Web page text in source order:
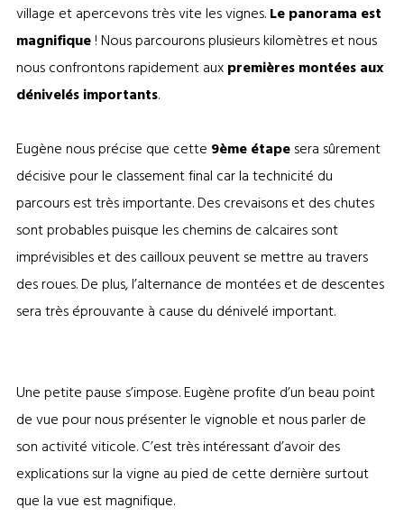
village et apercevons très vite les vignes.Le panorama est
magnifique! Nous parcourons plusieurs kilomètres et nous
nous confrontons rapidement auxpremières montées aux
dénivelés importants.
Eugène nous précise que cette 9ème étapesera sûrement
décisive pour le classement final car la technicité du
parcours est très importante. Des crevaisons et des chutes
sont probables puisque les chemins de calcaires sont
imprévisibles et des cailloux peuvent se mettre au travers
des roues. De plus, l’alternance de montées et de descentes
sera très éprouvante à cause du dénivelé important.
Une petite pause s’impose. Eugène profite d’un beau point
de vue pour nous présenter le vignoble et nous parler de
son activité viticole. C’est très intéressant d’avoir des
explications sur la vigne au pied de cette dernière surtout
que la vue est magnifique.